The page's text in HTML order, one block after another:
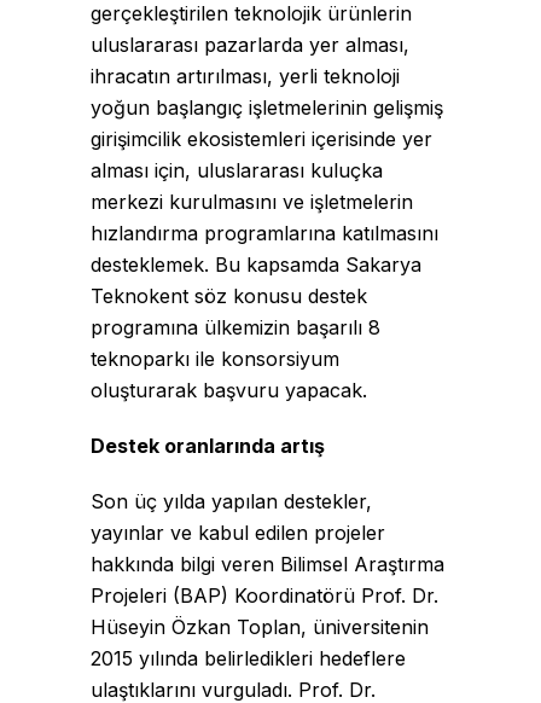
gerçekleştirilen teknolojik ürünlerin
uluslararası pazarlarda yer alması,
ihracatın artırılması, yerli teknoloji
yoğun başlangıç işletmelerinin gelişmiş
girişimcilik ekosistemleri içerisinde yer
alması için, uluslararası kuluçka
merkezi kurulmasını ve işletmelerin
hızlandırma programlarına katılmasını
desteklemek. Bu kapsamda Sakarya
Teknokent söz konusu destek
programına ülkemizin başarılı 8
teknoparkı ile konsorsiyum
oluşturarak başvuru yapacak.
Destek oranlarında artış
Son üç yılda yapılan destekler,
yayınlar ve kabul edilen projeler
hakkında bilgi veren Bilimsel Araştırma
Projeleri (BAP) Koordinatörü Prof. Dr.
Hüseyin Özkan Toplan, üniversitenin
2015 yılında belirledikleri hedeflere
ulaştıklarını vurguladı. Prof. Dr.